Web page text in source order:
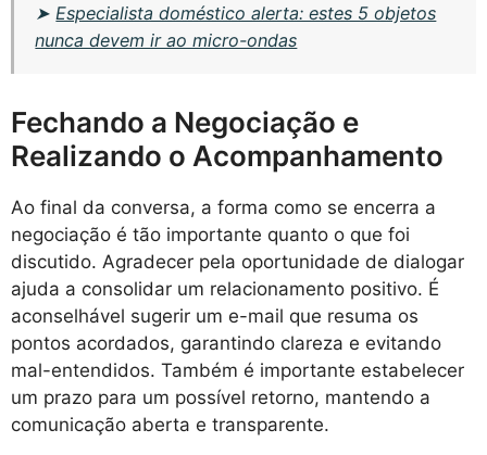
➤Especialista doméstico alerta: estes 5 objetos
nunca devem ir ao micro-ondas
Fechando a Negociação e
Realizando o Acompanhamento
Ao final da conversa, a forma como se encerra a
negociação é tão importante quanto o que foi
discutido. Agradecer pela oportunidade de dialogar
ajuda a consolidar um relacionamento positivo. É
aconselhável sugerir um e-mail que resuma os
pontos acordados, garantindo clareza e evitando
mal-entendidos. Também é importante estabelecer
um prazo para um possível retorno, mantendo a
comunicação aberta e transparente.